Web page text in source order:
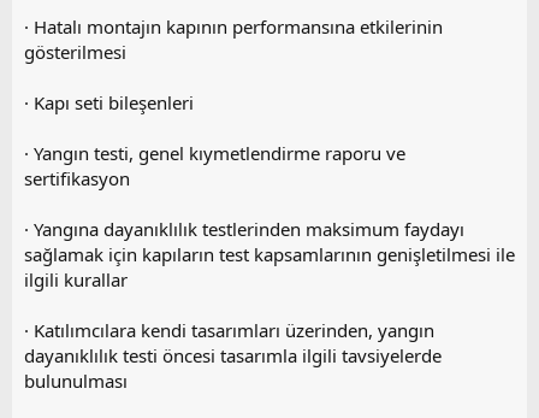
· Hatalı montajın kapının performansına etkilerinin
gösterilmesi
· Kapı seti bileşenleri
· Yangın testi, genel kıymetlendirme raporu ve
sertifikasyon
· Yangına dayanıklılık testlerinden maksimum faydayı
sağlamak için kapıların test kapsamlarının genişletilmesi ile
ilgili kurallar
· Katılımcılara kendi tasarımları üzerinden, yangın
dayanıklılık testi öncesi tasarımla ilgili tavsiyelerde
bulunulması